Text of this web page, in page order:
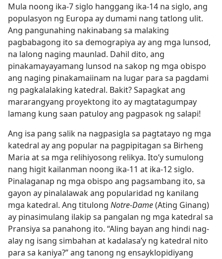
Mula noong ika-7 siglo hanggang ika-14 na siglo, ang
populasyon ng Europa ay dumami nang tatlong ulit.
Ang pangunahing nakinabang sa malaking
pagbabagong ito sa demograpiya ay ang mga lunsod,
na lalong naging maunlad. Dahil dito, ang
pinakamayayamang lunsod na sakop ng mga obispo
ang naging pinakamaiinam na lugar para sa pagdami
ng pagkalalaking katedral. Bakit? Sapagkat ang
mararangyang proyektong ito ay magtatagumpay
lamang kung saan patuloy ang pagpasok ng salapi!
Ang isa pang salik na nagpasigla sa pagtatayo ng mga
katedral ay ang popular na pagpipitagan sa Birheng
Maria at sa mga relihiyosong relikya. Ito’y sumulong
nang higit kailanman noong ika-11 at ika-12 siglo.
Pinalaganap ng mga obispo ang pagsambang ito, sa
gayon ay pinalalawak ang popularidad ng kanilang
mga katedral. Ang titulong Notre-Dame(Ating Ginang)
ay pinasimulang ilakip sa pangalan ng mga katedral sa
Pransiya sa panahong ito. “Aling bayan ang hindi nag-
alay ng isang simbahan at kadalasa’y ng katedral nito
para sa kaniya?” ang tanong ng ensayklopidiyang